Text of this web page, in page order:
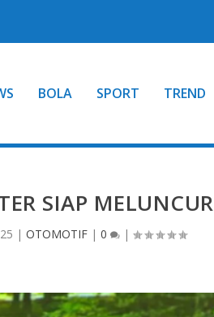
BOLA SPORT TREND
SIAP MELUNCUR
|OTOMOTIF |0 |